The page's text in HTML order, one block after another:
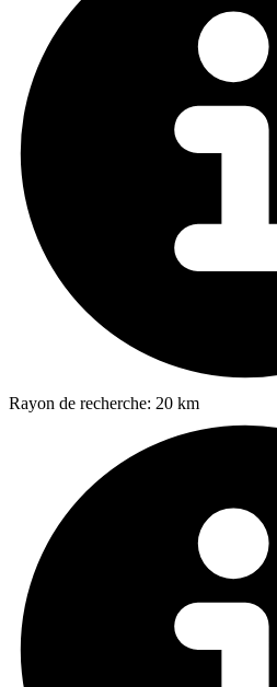
Rayon de recherche: 20 km